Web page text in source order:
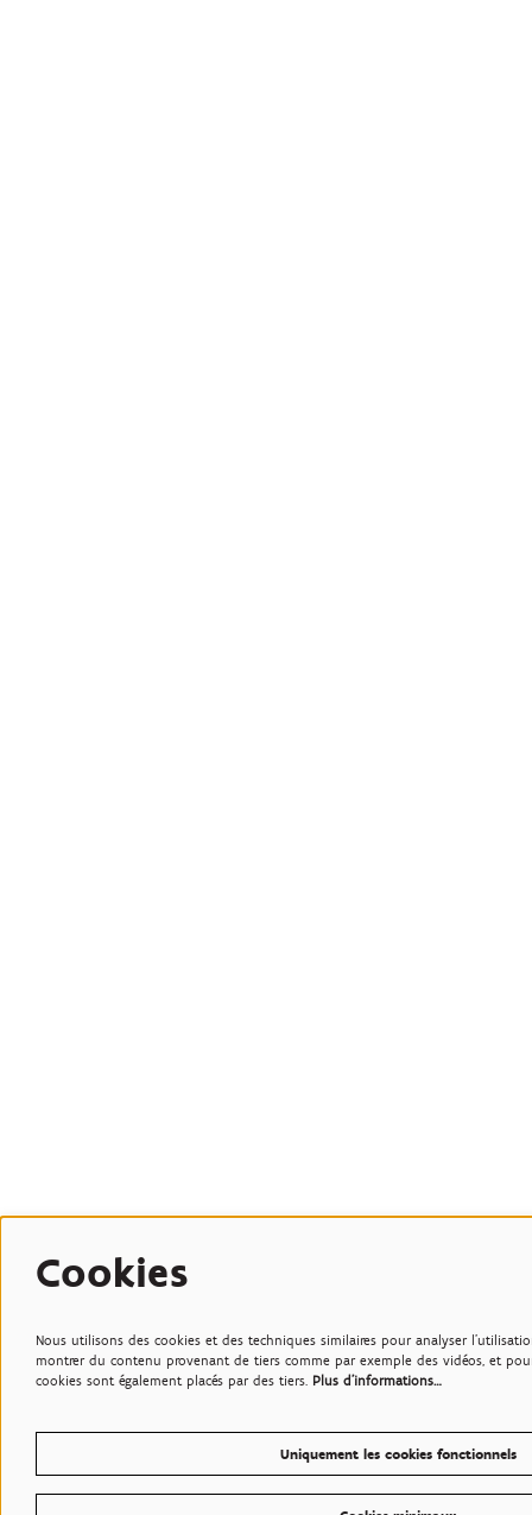
Cookies
Nous utilisons des cookies et des techniques similaires pour analyser
montrer du contenu provenant de tiers comme par exemple des vidéos, et
cookies sont également placés par des tiers. Plus d'informations…
Uniquement les cookies fonctionnels